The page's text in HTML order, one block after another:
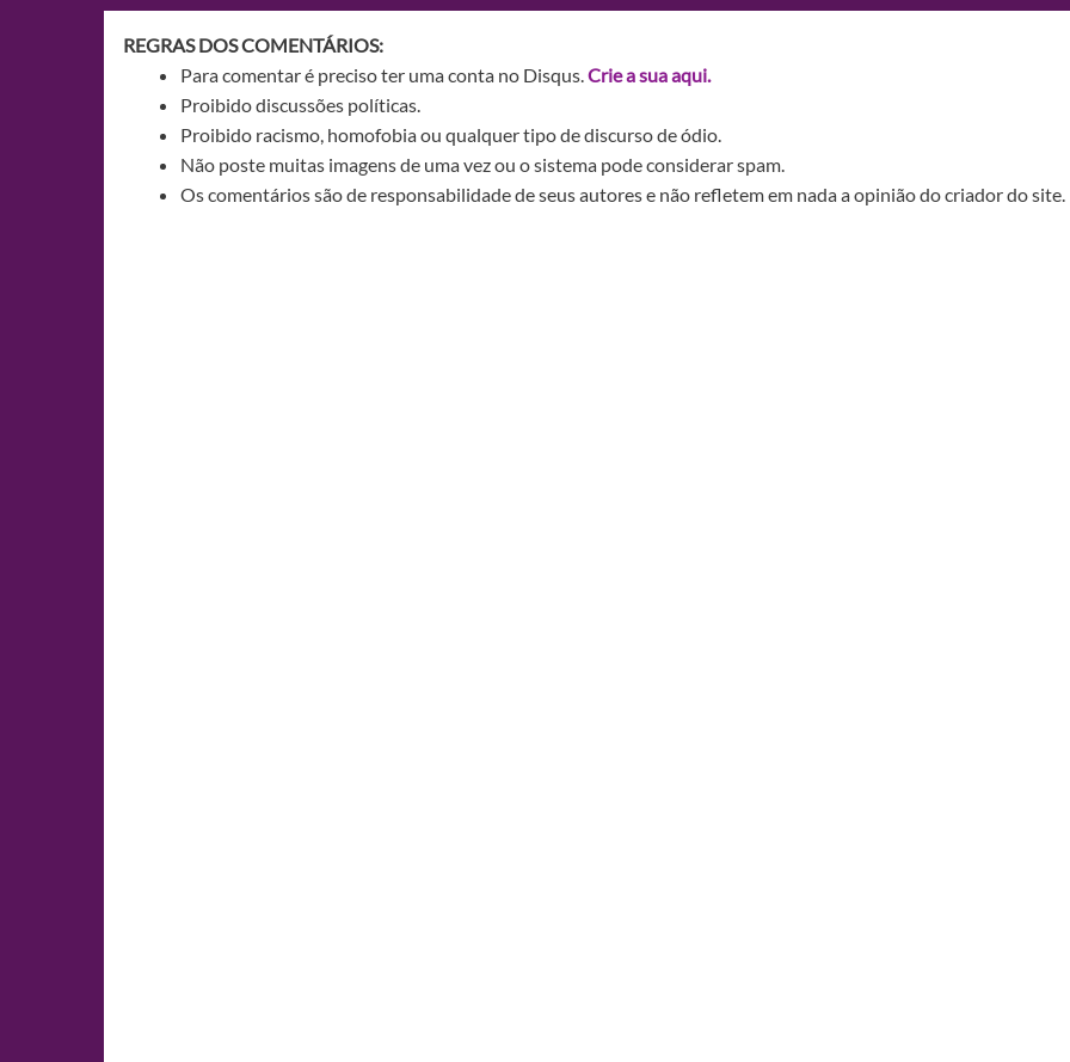
REGRAS DOS COMENTÁRIOS:
Para comentar é preciso ter uma conta no Disqus.Crie a sua aqui.
Proibido discussões políticas.
Proibido racismo, homofobia ou qualquer tipo de discurso de ódio.
Não poste muitas imagens de uma vez ou o sistema pode considerar spam.
Os comentários são de responsabilidade de seus autores e não refletem em nada a opinião do criador do site.